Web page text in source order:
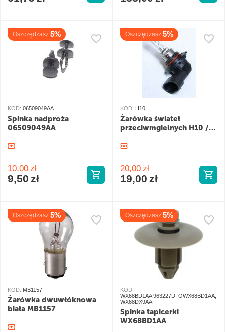
Oszczędzasz 5%
KOD: 06509049AA
Spinka nadproża
06509049AA
10,00 zł
9,50 zł
Oszczędzasz 5%
KOD: H10
Żarówka świateł
przeciwmgielnych H10 /
20,00 zł
19,00 zł
Oszczędzasz 5%
KOD: MB1157
Żarówka dwuwłóknowa
biała MB1157
Oszczędzasz 5%
KOD:
WX68BD1AA 963227D, OWX68BD1AA,
WX68DX9AA
Spinka tapicerki
WX68BD1AA